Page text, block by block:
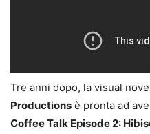
Tre anni dopo, la visual
Productions è pronta ad
Coffee Talk Episode 2: